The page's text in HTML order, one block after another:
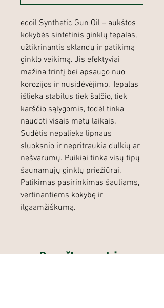
ecoil Synthetic Gun Oil – aukštos
kokybės sintetinis ginklų tepalas,
užtikrinantis sklandų ir patikimą
ginklo veikimą. Jis efektyviai
mažina trintį bei apsaugo nuo
korozijos ir nusidėvėjimo. Tepalas
išlieka stabilus tiek šalčio, tiek
karščio sąlygomis, todėl tinka
naudoti visais metų laikais.
Sudėtis nepalieka lipnaus
sluoksnio ir nepritraukia dulkių ar
nešvarumų. Puikiai tinka visų tipų
šaunamųjų ginklų priežiūrai.
Patikimas pasirinkimas šauliams,
vertinantiems kokybę ir
ilgaamžiškumą.
Panašios prekės